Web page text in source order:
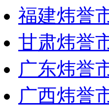
福建炜誉
甘肃炜誉
广东炜誉
广西炜誉